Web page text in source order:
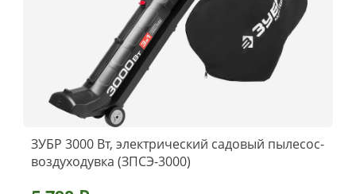
ЗУБР 3000 Вт, электрический садовый пылесос-
воздуходувка (ЗПСЭ-3000)